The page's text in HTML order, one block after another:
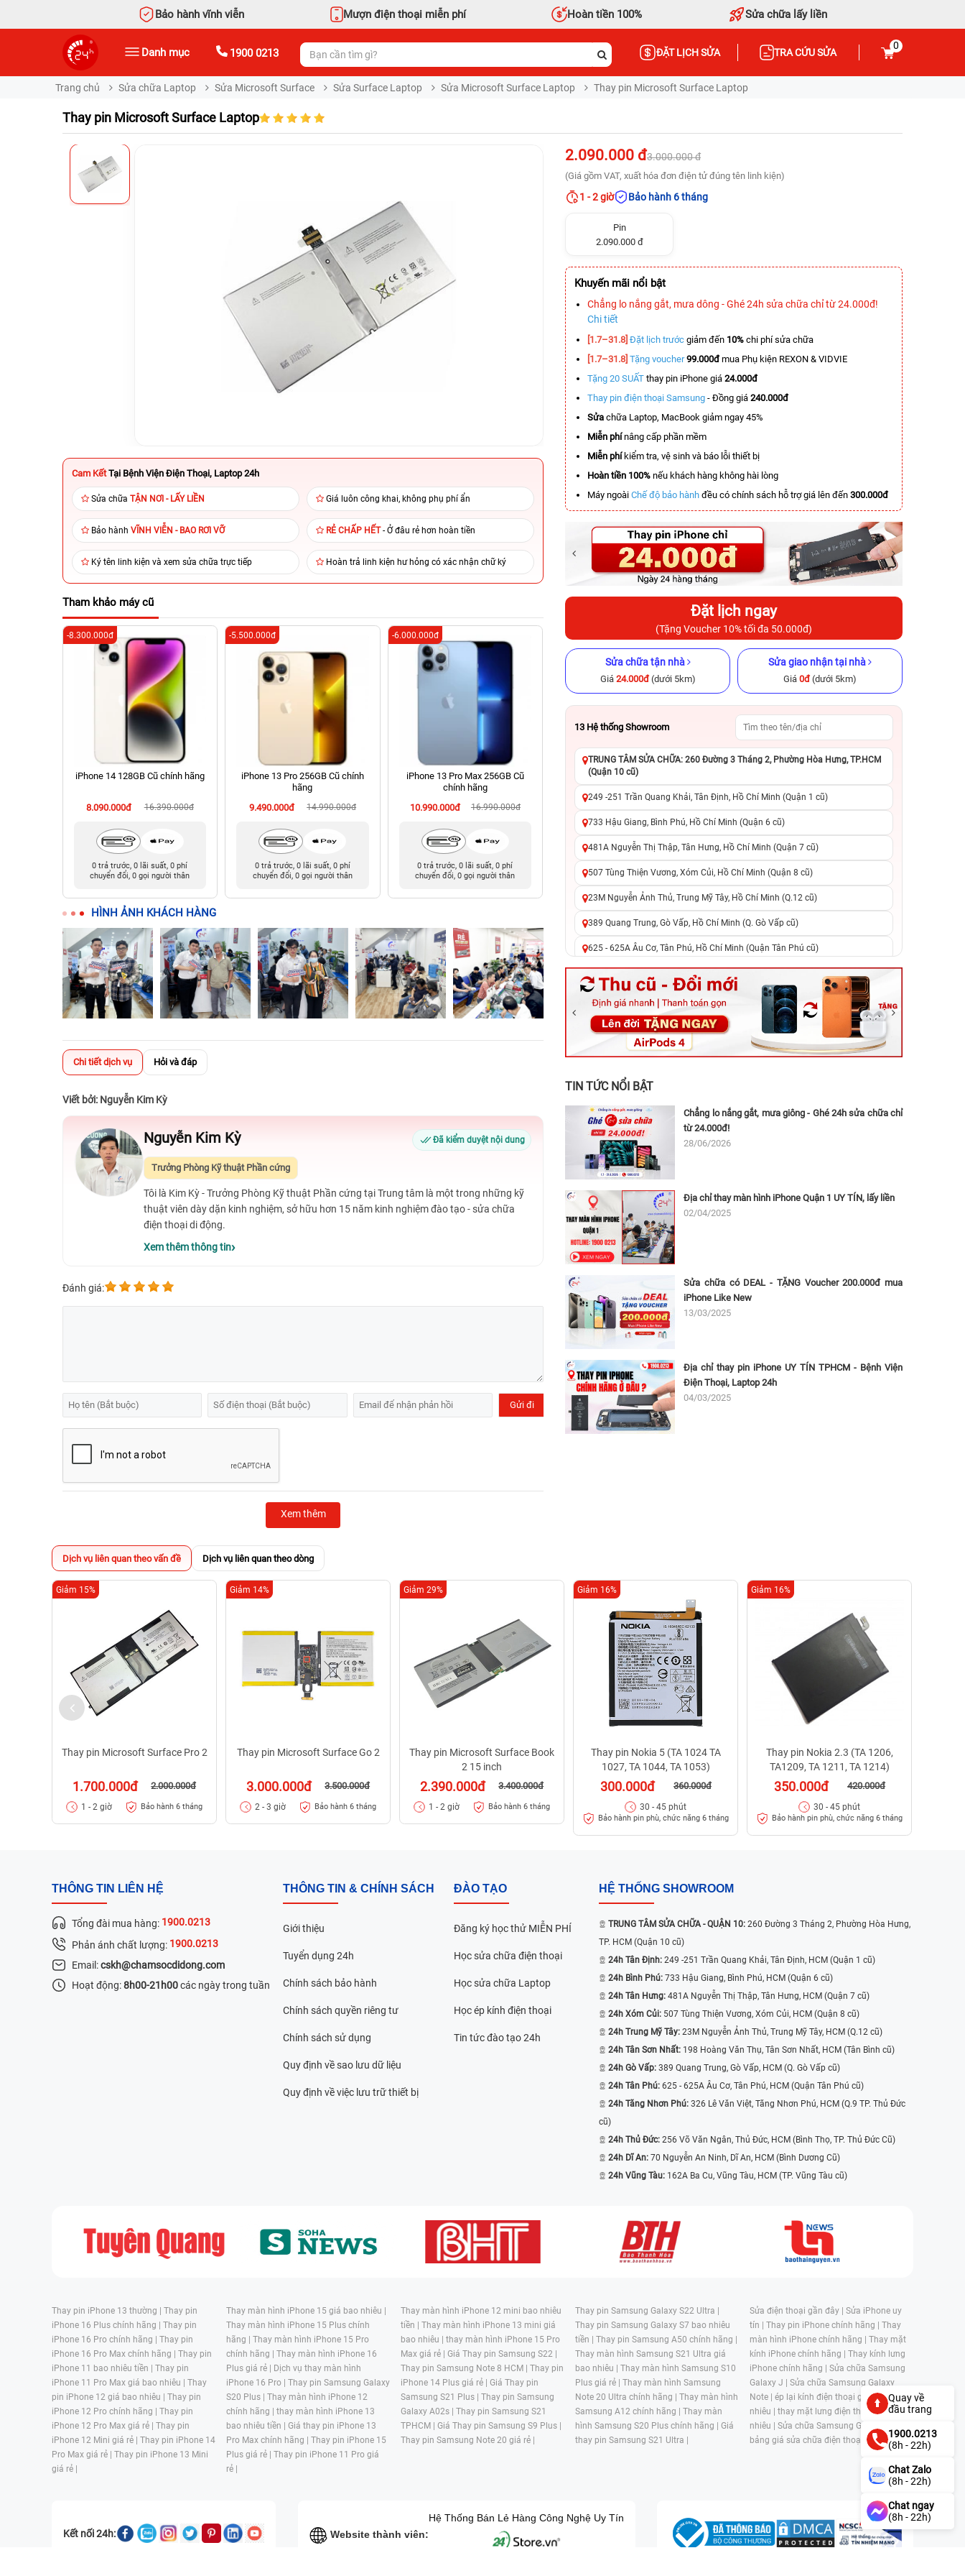
Bảo hành vĩnh viễn Mượn điện thoại miễn phí Hoàn tiền 100% Sửa chữa lấy liền
Danh mục 1900 0213 ĐẶT LỊCH SỬA TRA CỨU SỬA
0
Trang chủ Sửa chữa Laptop Sửa Microsoft Surface Sửa Surface Laptop Sửa Microsoft Surface Laptop Thay pin Microsoft Surface Laptop
Thay pin Microsoft Surface Laptop
Cam Kết Tại Bệnh Viện Điện Thoại, Laptop 24h
Sửa chữa TẬN NƠI - LẤY LIỀN Giá luôn công khai, không phụ phí ẩn
Bảo hành VĨNH VIỄN - BAO RƠI VỠ RẺ CHẤP HẾT- Ở đâu rẻ hơn hoàn tiền
Ký tên linh kiện và xem sửa chữa trực tiếp Hoàn trả linh kiện hư hỏng có xác nhận chữ ký
Tham khảo máy cũ
iPhone 14 128GB Cũ chính hãng
8.090.000đ 16.390.000đ
-8.300.000đ
0 trả trước, 0 lãi suất, 0 phí
chuyển đổi, 0 gọi người thân
iPhone 13 Pro 256GB Cũ chính
hãng
9.490.000đ
14.990.000đ
-5.500.000đ
0 trả trước, 0 lãi suất, 0 phí
chuyển đổi, 0 gọi người thân
iPhone 13 Pro Max 256GB Cũ
chính hãng
10.990.000đ
16.990.000đ
-6.000.000đ
0 trả trước, 0 lãi suất, 0 phí
chuyển đổi, 0 gọi người thân
iPhone 15 Plus 128GB Cũ chính
hãng
12.490.000đ
17.990.000đ
-5.500.000đ
chuyển đổi, 0 gọi người thân
Wi‑Fi 256GB Cũ chính hãng
10.990.000đ
17.990.000đ
-7.000.000đ
chuyển đổi, 0 gọi người thân
-3.400.000đ
HÌNH ẢNH KHÁCH HÀNG
Chi tiết dịch vụ Hỏi và đáp
Viết bởi: Nguyễn Kim Kỳ
Nguyễn Kim Kỳ Đã kiểm duyệt nội dung
Trưởng Phòng Kỹ thuật Phần cứng
Tôi là Kim Kỳ - Trưởng Phòng Kỹ thuật Phần cứng tại Trung tâm là một trong những kỹ
thuật viên dày dặn kinh nghiệm, sở hữu hơn 15 năm kinh nghiệm đào tạo - sửa chữa
điện thoại di động.
Xem thêm thông tin
Đánh giá:
Xem thêm
2.090.000 đ3.000.000 đ
(Giá gồm VAT, xuất hóa đơn điện tử đúng tên linh kiện)
1 - 2 giờ Bảo hành 6 tháng
Pin
2.090.000 đ
Khuyến mãi nổi bật
Chẳng lo nắng gắt, mưa dông - Ghé 24h sửa chữa chỉ từ 24.000đ!
Chi tiết
[1.7–31.8] Đặt lịch trước giảm đến 10% chi phí sửa chữa
[1.7–31.8] Tặng voucher 99.000đmua Phụ kiện REXON & VIDVIE
Tặng 20 SUẤT thay pin iPhone giá 24.000đ
Thay pin điện thoại Samsung - Đồng giá 240.000đ
Sửa chữa Laptop, MacBook giảm ngay 45%
Miễn phínâng cấp phần mềm
Miễn phíkiểm tra, vệ sinh và báo lỗi thiết bị
Hoàn tiền 100% nếu khách hàng không hài lòng
Máy ngoài Chế độ bảo hành đều có chính sách hỗ trợ giá lên đến 300.000đ
Đặt lịch ngay
(Tặng Voucher 10% tối đa 50.000đ)
Sửa chữa tận nhà
Giá 24.000đ(dưới 5km)
Sửa giao nhận tại nhà
Giá 0đ(dưới 5km)
13 Hệ thống Showroom
TRUNG TÂM SỬA CHỮA: 260 Đường 3 Tháng 2, Phường Hòa Hưng, TP.HCM
(Quận 10 cũ)
249 -251 Trần Quang Khải, Tân Định, Hồ Chí Minh (Quận 1 cũ)
733 Hậu Giang, Bình Phú, Hồ Chí Minh (Quận 6 cũ)
481A Nguyễn Thị Thập, Tân Hưng, Hồ Chí Minh (Quận 7 cũ)
507 Tùng Thiện Vương, Xóm Củi, Hồ Chí Minh (Quận 8 cũ)
23M Nguyễn Ảnh Thủ, Trung Mỹ Tây, Hồ Chí Minh (Q.12 cũ)
389 Quang Trung, Gò Vấp, Hồ Chí Minh (Q. Gò Vấp cũ)
625 - 625A Âu Cơ, Tân Phú, Hồ Chí Minh (Quận Tân Phú cũ)
326 Lê Văn Việt, Tăng Nhơn Phú, Hồ Chí Minh (Q.9 TP. Thủ Đức cũ)
256 Võ Văn Ngân, Thủ Đức, Hồ Chí Minh (Bình Thọ, TP. Thủ Đức Cũ)
70 Nguyễn An Ninh, Dĩ An, Hồ Chí Minh (Bình Dương Cũ)
24h Vũng Tàu: 162A Ba Cu, Vũng Tàu, Hồ Chí Minh (TP. Vũng Tàu cũ)
TIN TỨC NỔI BẬT
Chẳng lo nắng gắt, mưa giông - Ghé 24h sửa chữa chỉ
từ 24.000đ!
28/06/2026
Địa chỉ thay màn hình iPhone Quận 1 UY TÍN, lấy liền
02/04/2025
Sửa chữa có DEAL - TẶNG Voucher 200.000đ mua
iPhone Like New
13/03/2025
Địa chỉ thay pin iPhone UY TÍN TPHCM - Bệnh Viện
Điện Thoại, Laptop 24h
04/03/2025
Dịch vụ liên quan theo vấn đề Dịch vụ liên quan theo dòng
Thay pin Microsoft Surface Pro 2
1.700.000đ 2.000.000đ
Giảm 15%
1 - 2 giờ Bảo hành 6 tháng
Thay pin Microsoft Surface Go 2
3.000.000đ 3.500.000đ
Giảm 14%
2 - 3 giờ Bảo hành 6 tháng
Thay pin Microsoft Surface Book
2 15 inch
2.390.000đ 3.400.000đ
Giảm 29%
1 - 2 giờ Bảo hành 6 tháng
Thay pin Nokia 5 (TA 1024 TA
1027, TA 1044, TA 1053)
300.000đ 360.000đ
Giảm 16%
30 - 45 phút
Bảo hành pin phù, chức năng 6 tháng
Thay pin Nokia 2.3 (TA 1206,
TA1209, TA 1211, TA 1214)
350.000đ 420.000đ
Giảm 16%
30 - 45 phút
Bảo hành pin phù, chức năng 6 tháng
THÔNG TIN LIÊN HỆ
Tổng đài mua hàng: 1900.0213
Phản ánh chất lượng: 1900.0213
Email:cskh@chamsocdidong.com
Hoạt động:8h00-21h00các ngày trong tuần
THÔNG TIN & CHÍNH SÁCH
Giới thiệu
Tuyển dụng 24h
Chính sách bảo hành
Chính sách quyền riêng tư
Chính sách sử dụng
Quy định về sao lưu dữ liệu
Quy định về việc lưu trữ thiết bị
ĐÀO TẠO
Đăng ký học thử MIỄN PHÍ
Học sửa chữa điện thoại
Học sửa chữa Laptop
Học ép kính điện thoại
Tin tức đào tạo 24h
HỆ THỐNG SHOWROOM
TRUNG TÂM SỬA CHỮA - QUẬN 10: 260 Đường 3 Tháng 2, Phường Hòa Hưng,
TP. HCM (Quận 10 cũ)
24h Tân Định: 249 -251 Trần Quang Khải, Tân Định, HCM (Quận 1 cũ)
24h Bình Phú: 733 Hậu Giang, Bình Phú, HCM (Quận 6 cũ)
24h Tân Hưng: 481A Nguyễn Thị Thập, Tân Hưng, HCM (Quận 7 cũ)
24h Xóm Củi: 507 Tùng Thiện Vương, Xóm Củi, HCM (Quận 8 cũ)
24h Trung Mỹ Tây: 23M Nguyễn Ảnh Thủ, Trung Mỹ Tây, HCM (Q.12 cũ)
24h Tân Sơn Nhất: 198 Hoàng Văn Thụ, Tân Sơn Nhất, HCM (Tân Bình cũ)
24h Gò Vấp: 389 Quang Trung, Gò Vấp, HCM (Q. Gò Vấp cũ)
24h Tân Phú: 625 - 625A Âu Cơ, Tân Phú, HCM (Quận Tân Phú cũ)
24h Tăng Nhơn Phú: 326 Lê Văn Việt, Tăng Nhơn Phú, HCM (Q.9 TP. Thủ Đức
cũ)
24h Thủ Đức: 256 Võ Văn Ngân, Thủ Đức, HCM (Bình Thọ, TP. Thủ Đức Cũ)
24h Dĩ An: 70 Nguyễn An Ninh, Dĩ An, HCM (Bình Dương Cũ)
24h Vũng Tàu: 162A Ba Cu, Vũng Tàu, HCM (TP. Vũng Tàu cũ)
Thay pin iPhone 13 thường | Thay pin
iPhone 16 Plus chính hãng | Thay pin
iPhone 16 Pro chính hãng | Thay pin
iPhone 16 Pro Max chính hãng | Thay pin
iPhone 11 bao nhiêu tiền | Thay pin
iPhone 11 Pro Max giá bao nhiêu | Thay
pin iPhone 12 giá bao nhiêu | Thay pin
iPhone 12 Pro chính hãng | Thay pin
iPhone 12 Pro Max giá rẻ | Thay pin
iPhone 12 Mini giá rẻ | Thay pin iPhone 14
Pro Max giá rẻ | Thay pin iPhone 13 Mini
giá rẻ |
Thay màn hình iPhone 15 giá bao nhiêu |
Thay màn hình iPhone 15 Plus chính
hãng | Thay màn hình iPhone 15 Pro
chính hãng | Thay màn hình iPhone 16
Plus giá rẻ | Dịch vụ thay màn hình
iPhone 16 Pro | Thay pin Samsung Galaxy
S20 Plus | Thay màn hình iPhone 12
chính hãng | thay màn hình iPhone 13
bao nhiêu tiền | Giá thay pin iPhone 13
Pro Max chính hãng | Thay pin iPhone 15
Plus giá rẻ | Thay pin iPhone 11 Pro giá
rẻ |
Thay màn hình iPhone 12 mini bao nhiêu
tiền | Thay màn hình iPhone 13 mini giá
bao nhiêu | thay màn hình iPhone 15 Pro
Max giá rẻ | Giá Thay pin Samsung S22 |
Thay pin Samsung Note 8 HCM | Thay pin
iPhone 14 Plus giá rẻ | Giá Thay pin
Samsung S21 Plus | Thay pin Samsung
Galaxy A02s | Thay pin Samsung S21
TPHCM | Giá Thay pin Samsung S9 Plus |
Thay pin Samsung Note 20 giá rẻ |
Thay pin Samsung Galaxy S22 Ultra |
Thay pin Samsung Galaxy S7 bao nhiêu
tiền | Thay pin Samsung A50 chính hãng |
Thay màn hình Samsung S21 Ultra giá
bao nhiêu | Thay màn hình Samsung S10
Plus giá rẻ | Thay màn hình Samsung
Note 20 Ultra chính hãng | Thay màn hình
Samsung A12 chính hãng | Thay màn
hình Samsung S20 Plus chính hãng | Giá
thay pin Samsung S21 Ultra |
Sửa điện thoại gần đây | Sửa iPhone uy
tín | Thay pin iPhone chính hãng | Thay
màn hình iPhone chính hãng | Thay mặt
kính iPhone chính hãng | Thay kính lưng
iPhone chính hãng | Sửa chữa Samsung
Galaxy J | Sửa chữa Samsung Galaxy
Note | ép lại kính điện thoại giá bao
nhiêu | thay mặt lưng điện thoại giá bao
nhiêu | Sửa chữa Samsung Galaxy S |
bảng giá sửa chữa điện thoại samsung |
Kết nối 24h: Website thành viên:
Hệ Thống Bán Lẻ Hàng Công Nghệ Uy Tín
Quay về
đầu trang
1900.0213
(8h - 22h)
Chat Zalo
(8h - 22h)
Chat ngay
(8h - 22h)